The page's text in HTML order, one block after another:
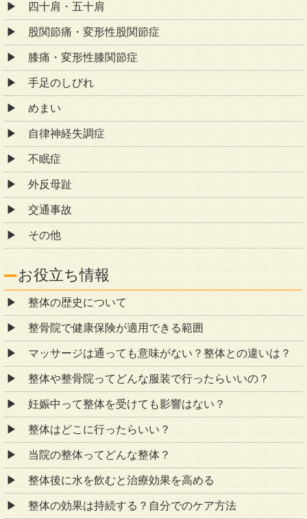
四十肩・五十肩
股関節痛・変形性股関節症
膝痛・変形性膝関節症
手足のしびれ
めまい
自律神経失調症
不眠症
外反母趾
交通事故
その他
お役立ち情報
整体の歴史について
整骨院で健康保険が適用できる範囲
マッサージは通っても意味がない？整体との違いは？
整体や整骨院ってどんな服装で行ったらいいの？
妊娠中って整体を受けても影響はない？
整体はどこに行ったらいい？
当院の整体ってどんな整体？
整体後に水を飲むと治療効果を高める
整体の効果は持続する？自分でのケア方法